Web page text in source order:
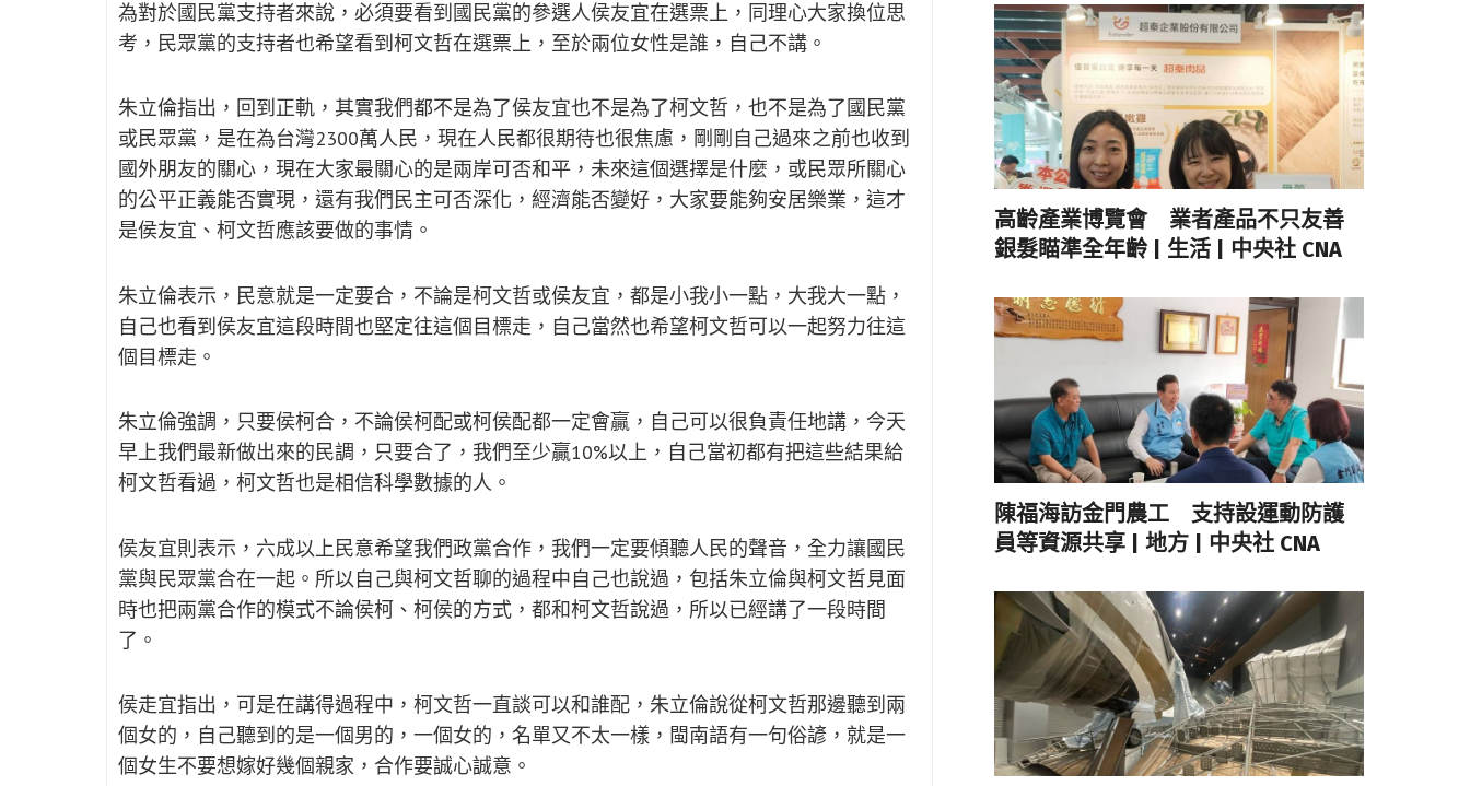
為對於國民黨支持者來說，必須要看到國民黨的參選人侯友宜在選票上，同理心大家換位思
考，民眾黨的支持者也希望看到柯文哲在選票上，至於兩位女性是誰，自己不講。
朱立倫指出，回到正軌，其實我們都不是為了侯友宜也不是為了柯文哲，也不是為了國民黨
或民眾黨，是在為台灣2300萬人民，現在人民都很期待也很焦慮，剛剛自己過來之前也收到
國外朋友的關心，現在大家最關心的是兩岸可否和平，未來這個選擇是什麼，或民眾所關心
的公平正義能否實現，還有我們民主可否深化，經濟能否變好，大家要能夠安居樂業，這才
是侯友宜、柯文哲應該要做的事情。
朱立倫表示，民意就是一定要合，不論是柯文哲或侯友宜，都是小我小一點，大我大一點，
自己也看到侯友宜這段時間也堅定往這個目標走，自己當然也希望柯文哲可以一起努力往這
個目標走。
朱立倫強調，只要侯柯合，不論侯柯配或柯侯配都一定會贏，自己可以很負責任地講，今天
早上我們最新做出來的民調，只要合了，我們至少贏10%以上，自己當初都有把這些結果給
柯文哲看過，柯文哲也是相信科學數據的人。
侯友宜則表示，六成以上民意希望我們政黨合作，我們一定要傾聽人民的聲音，全力讓國民
黨與民眾黨合在一起。所以自己與柯文哲聊的過程中自己也說過，包括朱立倫與柯文哲見面
時也把兩黨合作的模式不論侯柯、柯侯的方式，都和柯文哲說過，所以已經講了一段時間
了。
侯走宜指出，可是在講得過程中，柯文哲一直談可以和誰配，朱立倫說從柯文哲那邊聽到兩
個女的，自己聽到的是一個男的，一個女的，名單又不太一樣，閩南語有一句俗諺，就是一
個女生不要想嫁好幾個親家，合作要誠心誠意。
高齡產業博覽會 業者產品不只友善
銀髮瞄準全年齡 | 生活 | 中央社 CNA
陳福海訪金門農工 支持設運動防護
員等資源共享 | 地方 | 中央社 CNA